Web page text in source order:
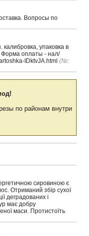
Вопросы по
упаковка в
Форма оплаты - нал/
IDktvJA.html (№:
по районам внутри
сировиною є
Отриманий збір сухої
деградованих і
має добру
маси. Протистоїть